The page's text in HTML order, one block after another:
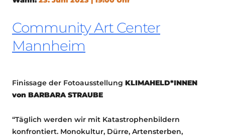
Community Art Center
Mannheim
Finissage der Fotoausstellung KLIMAHELD*INNEN
von BARBARA STRAUBE
“Täglich werden wir mit Katastrophenbildern
konfrontiert. Monokultur, Dürre, Artensterben,